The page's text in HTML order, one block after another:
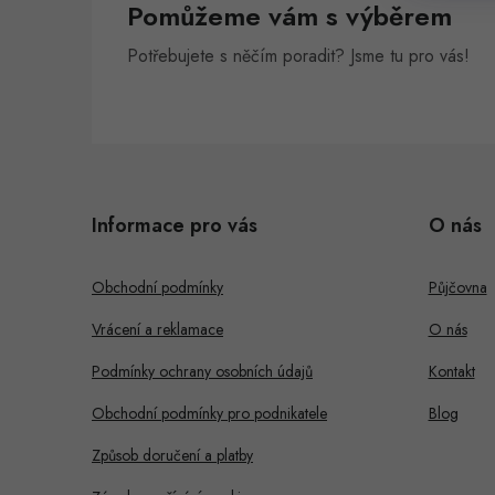
Pomůžeme vám s výběrem
Potřebujete s něčím poradit? Jsme tu pro vás!
Informace pro vás
Obchodní podmínky
Vrácení a reklamace
Podmínky ochrany osobních údajů
Obchodní podmínky pro podnikatele
Způsob doručení a platby
O nás
Půjčovna
O nás
Kontakt
Blog